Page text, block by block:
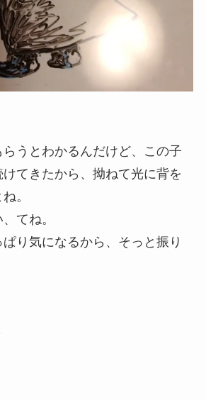
うとわかるんだけど、この子
てきたから、拗ねて光に背を
。
てね。
り気になるから、そっと振り